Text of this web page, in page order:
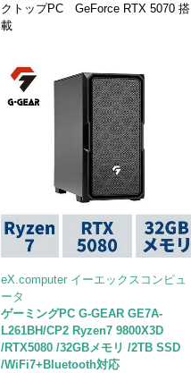
クトップPC GeForce RTX 5070 搭
載
eX.computer イーエックスコンピュ
ータ
ゲーミングPC G-GEAR GE7A-
L261BH/CP2 Ryzen7 9800X3D
/RTX5080 /32GBメモリ /2TB SSD
/WiFi7+Bluetooth対応